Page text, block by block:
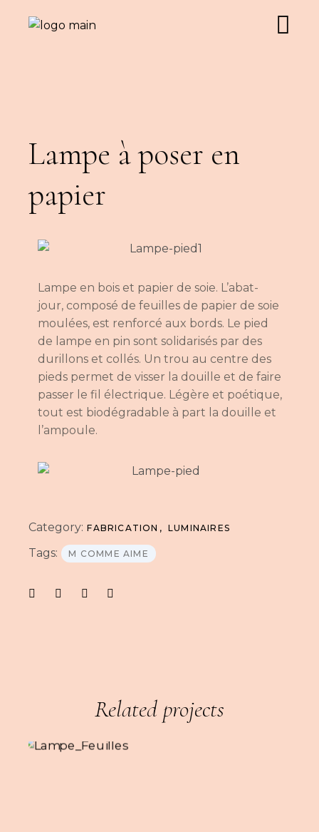
Lampe à poser en
papier
Lampe en bois et papier de soie. L’abat-
jour, composé de feuilles de papier de soie
moulées, est renforcé aux bords. Le pied
de lampe en pin sont solidarisés par des
durillons et collés. Un trou au centre des
pieds permet de visser la douille et de faire
passer le fil électrique. Légère et poétique,
tout est biodégradable à part la douille et
l’ampoule.
Category: FABRICATION LUMINAIRES
Tags: M COMME AIME
Related projects